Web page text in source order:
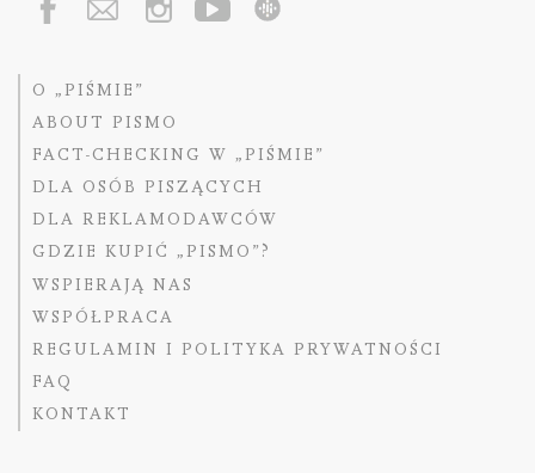
O „PIŚMIE”
ABOUT PISMO
FACT-CHECKING W „PIŚMIE”
DLA OSÓB PISZĄCYCH
DLA REKLAMODAWCÓW
GDZIE KUPIĆ „PISMO”?
WSPIERAJĄ NAS
WSPÓŁPRACA
REGULAMIN I POLITYKA PRYWATNOŚCI
FAQ
KONTAKT